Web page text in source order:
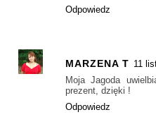
Odpowiedz
MARZENA T 11
Moja Jagoda
prezent, dzięki !
Odpowiedz